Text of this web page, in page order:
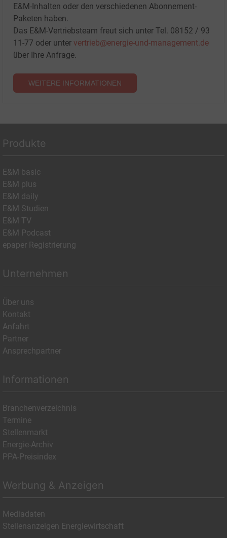
E&M-Inhalten oder den verschiedenen Abonnement-
Paketen haben.
Das E&M-Vertriebsteam freut sich unter Tel. 08152 / 93
11-77 oder unter vertrieb@energie-und-management.de
über Ihre Anfrage.
WEITERE INFORMATIONEN
Produkte
E&M basic
E&M plus
E&M daily
E&M Studien
E&M TV
E&M Podcast
epaper Registrierung
Unternehmen
Über uns
Kontakt
Anfahrt
Partner
Ansprechpartner
Informationen
Branchenverzeichnis
Termine
Stellenmarkt
Energie-Archiv
PPA-Preisindex
Werbung & Anzeigen
Mediadaten
Stellenanzeigen Energiewirtschaft